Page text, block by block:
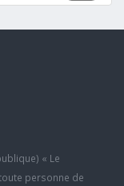
« Le
personne de